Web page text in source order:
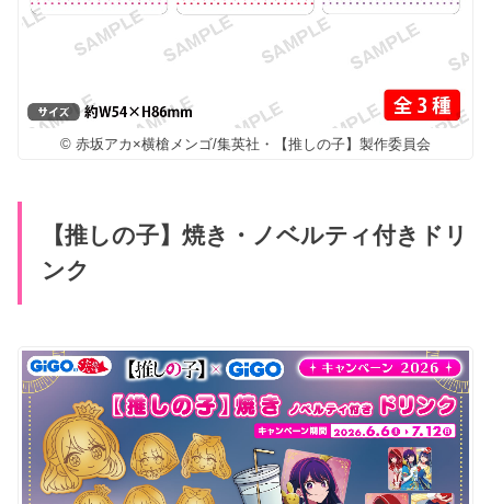
© 赤坂アカ×横槍メンゴ/集英社・【推しの子】製作委員会
【推しの子】焼き・ノベルティ付きドリ
ンク